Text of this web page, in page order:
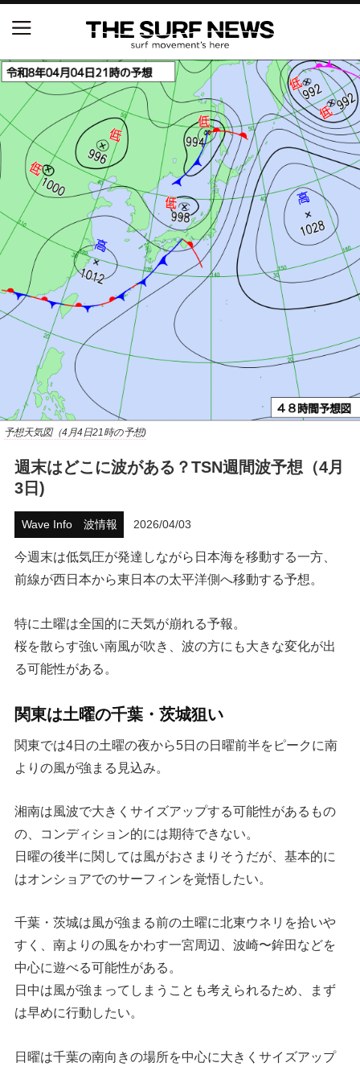
予想天気図（4月4日21時の予想)
週末はどこに波がある？TSN週間波予想（4月
3日)
Wave Info 波情報 2026/04/03
今週末は低気圧が発達しながら日本海を移動する一方、
前線が西日本から東日本の太平洋側へ移動する予想。
特に土曜は全国的に天気が崩れる予報。
桜を散らす強い南風が吹き、波の方にも大きな変化が出
る可能性がある。
関東は土曜の千葉・茨城狙い
関東では4日の土曜の夜から5日の日曜前半をピークに南
よりの風が強まる見込み。
湘南は風波で大きくサイズアップする可能性があるもの
の、コンディション的には期待できない。
日曜の後半に関しては風がおさまりそうだが、基本的に
はオンショアでのサーフィンを覚悟したい。
千葉・茨城は風が強まる前の土曜に北東ウネリを拾いや
すく、南よりの風をかわす一宮周辺、波崎〜鉾田などを
中心に遊べる可能性がある。
日中は風が強まってしまうことも考えられるため、まず
は早めに行動したい。
日曜は千葉の南向きの場所を中心に大きくサイズアップ
NSAと茅ヶ崎市が包括連携協定を締結 自治体との
協定は全国初、サーフィンを軸に地域活性化へ
【五十嵐カノア独占インタビュー】旧友レオ、ジャ
ックとの豪華プライベートセッション
S.ONE ショート＆ロング開幕戦・現地リポート（高
橋みなと）
ニュース
製品情報
特集
試合
ハウツー
ホリデースタイル
ウェストジャパン